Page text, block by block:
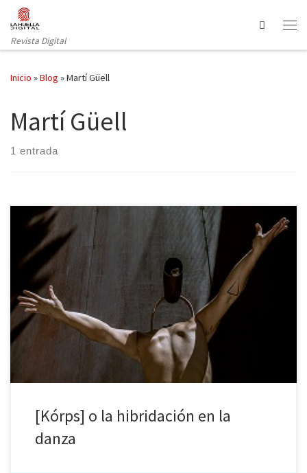
Saltar al contenido
Revista Digital
Search
Inicio »Blog »Martí Güell
Martí Güell
1 entrada
El Cruïlla XXS arranca este mes de julio con las nuevas líneas de
programación dentro del festival que incluyen también las artes
escénicas. El primero de los espectáculos de esta sección ha sido
el de la compañía Miquel Barcelona, [Kórps], una pieza de danza
contemporánea que hibrida distintos lenguajes, en […]
[Kórps] o la hibridación en la
danza